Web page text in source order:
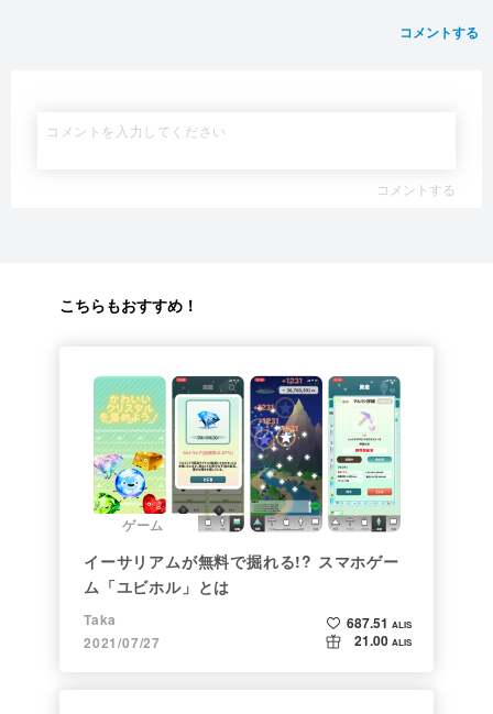
コメントする
コメントする
こちらもおすすめ！
ゲーム
イーサリアムが無料で掘れる!? スマホゲー
ム「ユビホル」とは
Taka
2021/07/27
687.51 ALIS
21.00 ALIS